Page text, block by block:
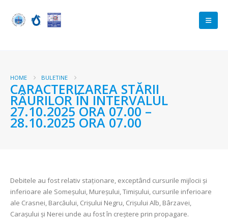
HOME BULETINE
CARACTERIZAREA STĂRII
RÂURILOR ÎN INTERVALUL
27.10.2025 ORA 07.00 –
28.10.2025 ORA 07.00
Debitele au fost relativ staționare, exceptând cursurile mijlocii și
inferioare ale Someșului, Mureșului, Timișului, cursurile inferioare
ale Crasnei, Barcăului, Crișului Negru, Crișului Alb, Bârzavei,
Carașului și Nerei unde au fost în creștere prin propagare.